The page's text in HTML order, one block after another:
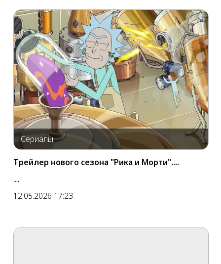
Сериалы
Трейлер нового сезона "Рика и Морти"....
....
12.05.2026 17:23